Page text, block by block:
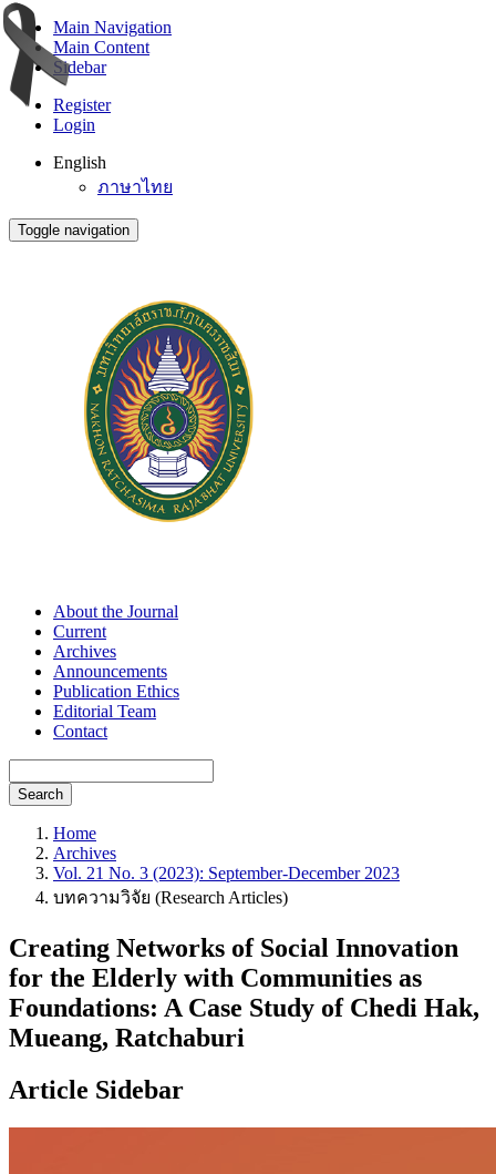
Main Navigation
Main Content
Sidebar
Register
Login
English
ภาษาไทย
Toggle navigation
About the Journal
Current
Archives
Announcements
Publication Ethics
Editorial Team
Contact
Search
Home
Archives
Vol. 21 No. 3 (2023): September-December 2023
บทความวิจัย (Research Articles)
Creating Networks of Social Innovation
for the Elderly with Communities as
Foundations: A Case Study of Chedi Hak,
Mueang, Ratchaburi
Article Sidebar